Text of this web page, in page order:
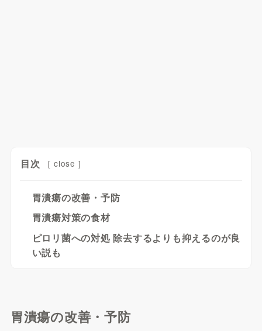
目次 [ close ]
胃潰瘍の改善・予防
胃潰瘍対策の食材
ピロリ菌への対処 除去するよりも抑えるのが良
い説も
胃潰瘍の改善・予防